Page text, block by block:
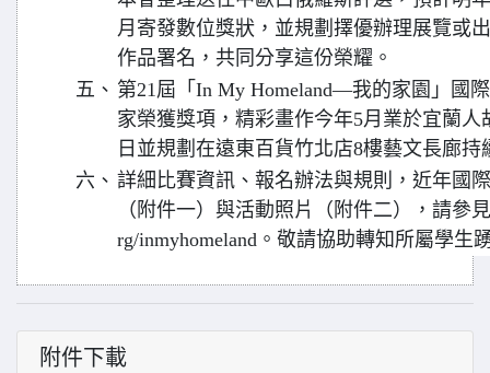
月寄發數位獎狀，並規劃擇優辦理展覽或
作品署名，共同分享這份榮耀。
五、 第21屆「In My Homeland—我的家園」國
家榮獲獎項，精彩畫作今年5月業於宜蘭人
日並規劃在遠東百貨竹北店8樓藝文長廊
六、 詳細比賽資訊、報名辦法與規則，近年國
（附件一）與活動照片（附件二），請參
rg/inmyhomeland。敬請協助轉知所屬學生
附件下載